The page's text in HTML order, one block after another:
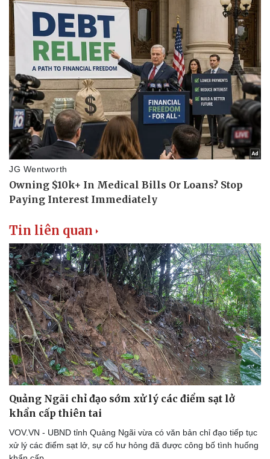
Tin liên quan
Quảng Ngãi chỉ đạo sớm xử lý các điểm sạt lở
khẩn cấp thiên tai
VOV.VN - UBND tỉnh Quảng Ngãi vừa có văn bản chỉ đạo tiếp tục
xử lý các điểm sạt lở, sự cố hư hỏng đã được công bố tình huống